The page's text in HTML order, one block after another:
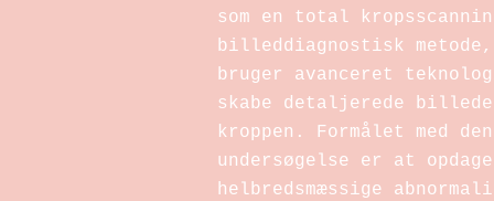
som en total
billeddiagnostisk
bruger avanceret
skabe detaljerede
kroppen. Formålet med
undersøgelse er at opdage
helbredsmæssige